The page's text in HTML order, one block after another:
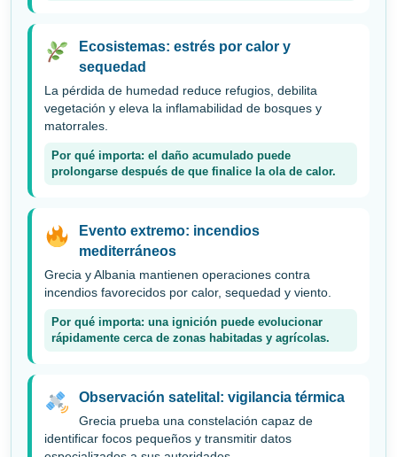
Ecosistemas: estrés por calor y
sequedad
La pérdida de humedad reduce refugios, debilita
vegetación y eleva la inflamabilidad de bosques y
matorrales.
Por qué importa: el daño acumulado puede
prolongarse después de que finalice la ola de calor.
Evento extremo: incendios
mediterráneos
Grecia y Albania mantienen operaciones contra
incendios favorecidos por calor, sequedad y viento.
Por qué importa: una ignición puede evolucionar
rápidamente cerca de zonas habitadas y agrícolas.
Observación satelital: vigilancia térmica
Grecia prueba una constelación capaz de
identificar focos pequeños y transmitir datos